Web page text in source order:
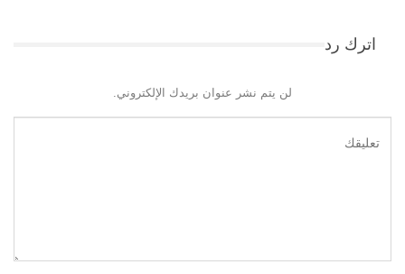
اترك رد
لن يتم نشر عنوان بريدك الإلكتروني.